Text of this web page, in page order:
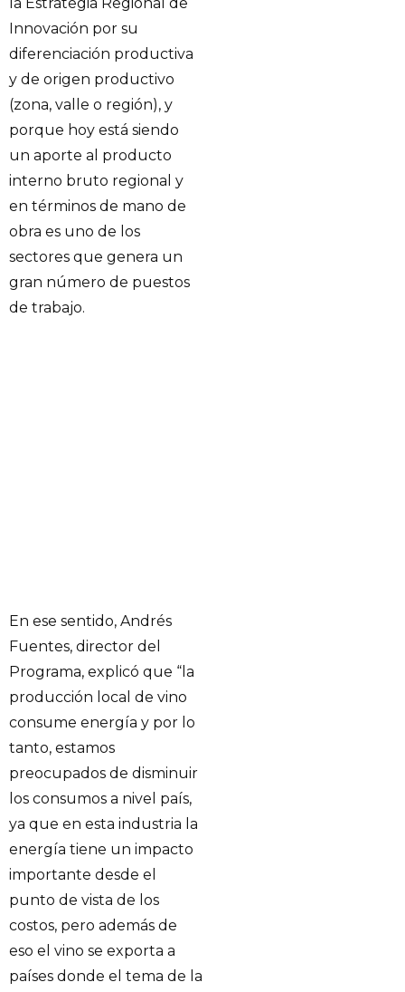
Innovación por su
diferenciación productiva
y de origen productivo
(zona, valle o región), y
porque hoy está siendo
un aporte al producto
interno bruto regional y
en términos de mano de
obra es uno de los
sectores que genera un
gran número de puestos
de trabajo.
En ese sentido, Andrés
Fuentes, director del
Programa, explicó que “la
producción local de vino
consume energía y por lo
tanto, estamos
preocupados de disminuir
los consumos a nivel país,
ya que en esta industria la
energía tiene un impacto
importante desde el
punto de vista de los
costos, pero además de
eso el vino se exporta a
países donde el tema de la